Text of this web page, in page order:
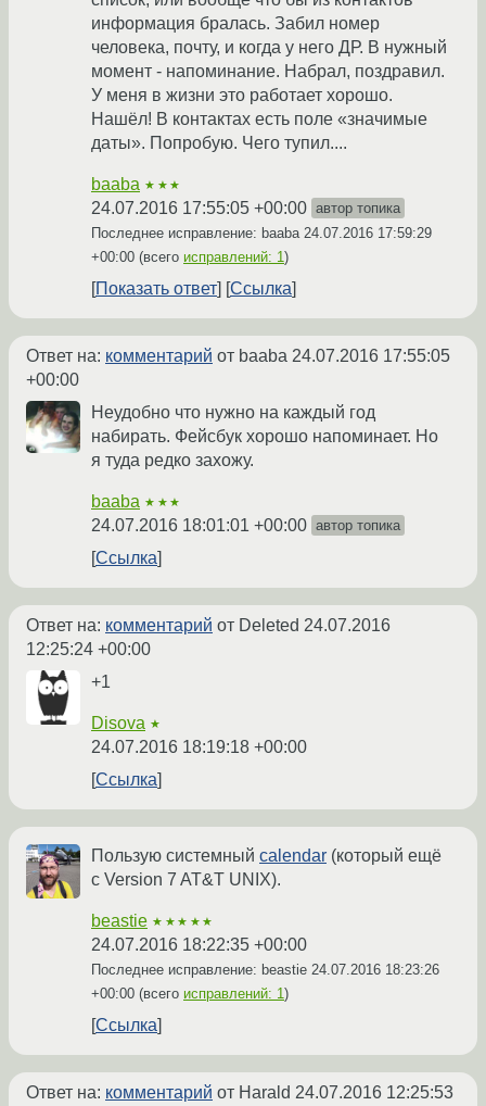
информация бралась. Забил номер
человека, почту, и когда у него ДР. В нужный
момент - напоминание. Набрал, поздравил.
У меня в жизни это работает хорошо.
Нашёл! В контактах есть поле «значимые
даты». Попробую. Чего тупил....
baaba ★★★
24.07.2016 17:55:05 +00:00 автор топика
Последнее исправление: baaba 24.07.2016 17:59:29
+00:00 (всего исправлений: 1)
Показать ответ Ссылка
Ответ на: комментарий от baaba 24.07.2016 17:55:05
+00:00
Неудобно что нужно на каждый год
набирать. Фейсбук хорошо напоминает. Но
я туда редко захожу.
baaba ★★★
24.07.2016 18:01:01 +00:00 автор топика
Ссылка
Ответ на: комментарий от Deleted 24.07.2016
12:25:24 +00:00
+1
Disova ★
24.07.2016 18:19:18 +00:00
Ссылка
Пользую системный calendar (который ещё
с Version 7 AT&T UNIX).
beastie ★★★★★
24.07.2016 18:22:35 +00:00
Последнее исправление: beastie 24.07.2016 18:23:26
+00:00 (всего исправлений: 1)
Ссылка
Ответ на: комментарий от Harald 24.07.2016 12:25:53